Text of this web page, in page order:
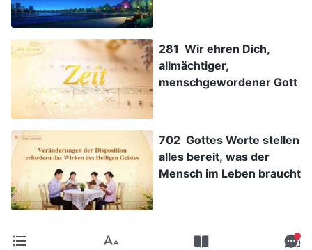
281 Wir ehren Dich,
allmächtiger,
menschgewordener Gott
702 Gottes Worte stellen
alles bereit, was der
Mensch im Leben braucht